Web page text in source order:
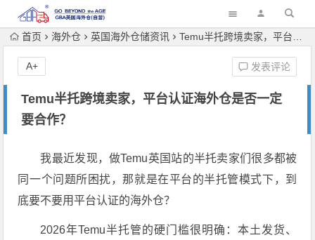
首页 海外仓 英国海外仓储资讯 Temu半托跨境卖家，平台认证海外仓是否一定要合作？
Temu半托跨境卖家，平台认证海外仓是否一定
要合作？
发表评论
A+
我最近发现，做Temu英国站的半托卖家们很多都被
同一个问题所困扰，那就是在平台的半托管模式下，到
底要不要用平台认证的海外仓？
2026年Temu半托管的硬门槛很明确：本土发货、